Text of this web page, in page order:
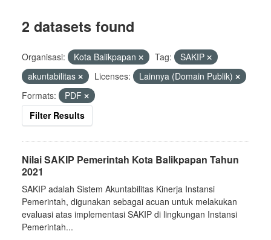
2 datasets found
Organisasi: Kota Balikpapan Tag:
SAKIP
akuntabilitas
Licenses:
Lainnya (Domain Publik)
Formats:
PDF
Filter Results
Nilai SAKIP Pemerintah Kota Balikpapan Tahun
2021
SAKIP adalah Sistem Akuntabilitas Kinerja Instansi
Pemerintah, digunakan sebagai acuan untuk melakukan
evaluasi atas implementasi SAKIP di lingkungan Instansi
Pemerintah...